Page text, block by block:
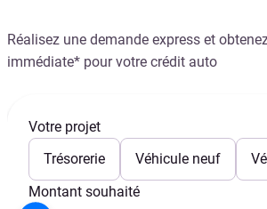
Réalisez une demande express et
immédiate* pour votre crédit auto
Votre projet
Trésorerie
Véhicule neuf
Montant souhaité